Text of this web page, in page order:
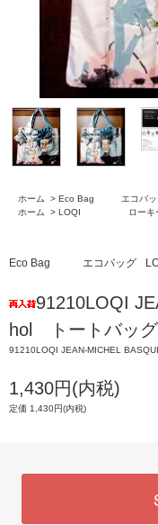
ホーム > Eco Bag エコバッ
ホーム
> LOQI ローキ
Eco Bag エコバッグ
91210LOQI
hol トートバッグ
91210LOQI JEAN-MICHEL
1,430円(内税)
定価 1,430円(内税)